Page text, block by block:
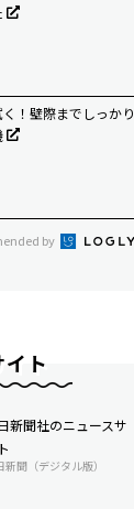
！壁際までしっかり
by
ト
新聞社のニュースサ
新聞（デジタル版）